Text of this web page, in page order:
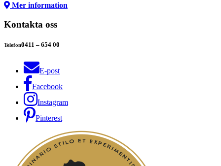
Mer information
Kontakta oss
Telefon0411 – 654 00
E-post
Facebook
Instagram
Pinterest